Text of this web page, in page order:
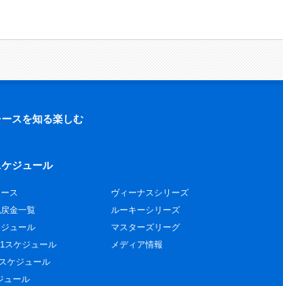
スを知る楽しむ
ジュール
ス
金一覧
ュール
スケジュール
ケジュール
ュール
ヴィーナスシリーズ
ルーキーシリーズ
マスターズリーグ
メディア情報